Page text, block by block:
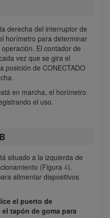
derecha del interruptor de
horímetro para determinar
El contador de
vez que se gira el
posición de CONECTADO
en marcha, el horímetro
el uso.
situado a la izquierda de
(Figura 4).
alimentar dispositivos
el puerto de
tapón de goma para